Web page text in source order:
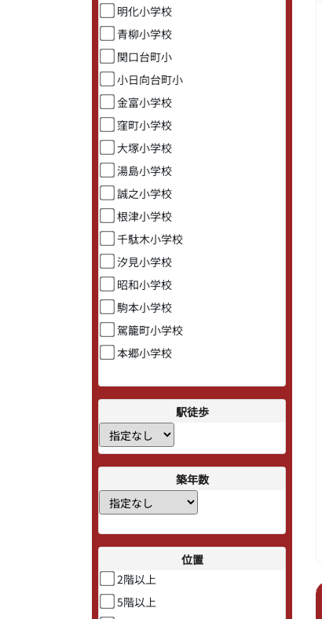
明化小学校
青柳小学校
関口台町小
小日向台町小
金富小学校
窪町小学校
大塚小学校
湯島小学校
誠之小学校
根津小学校
千駄木小学校
汐見小学校
昭和小学校
駒本小学校
駕籠町小学校
本郷小学校
駅徒歩
築年数
位置
2階以上
5階以上